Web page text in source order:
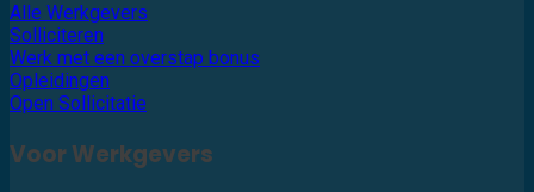
Alle Werkgevers
Solliciteren
Werk met een overstap bonus
Opleidingen
Open Sollicitatie
Voor Werkgevers